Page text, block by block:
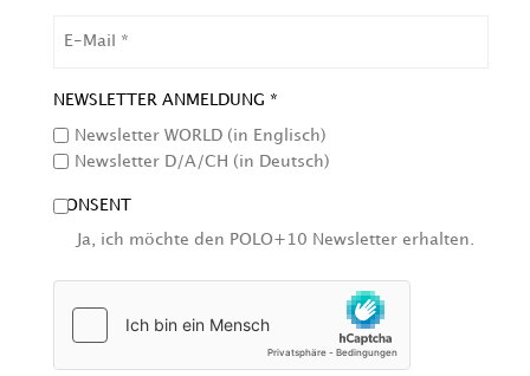
NEWSLETTER ANMELDUNG *
Newsletter WORLD (in Englisch)
Newsletter D/A/CH (in Deutsch)
CONSENT
Ja, ich möchte den POLO+10 Newsletter erhalten.